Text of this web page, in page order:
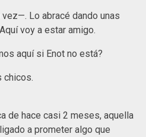
Lo abracé dando unas
voy a estar amigo.
aquí si Enot no está?
chicos.
de hace casi 2 meses, aquella
a prometer algo que